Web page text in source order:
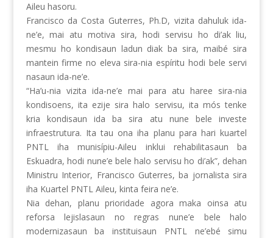
Aileu hasoru.
Francisco da Costa Guterres, Ph.D, vizita dahuluk ida-
ne’e, mai atu motiva sira, hodi servisu ho di’ak liu,
mesmu ho kondisaun ladun diak ba sira, maibé sira
mantein firme no eleva sira-nia espíritu hodi bele servi
nasaun ida-ne’e.
“Ha’u-nia vizita ida-ne’e mai para atu haree sira-nia
kondisoens, ita ezije sira halo servisu, ita mós tenke
kria kondisaun ida ba sira atu nune bele investe
infraestrutura. Ita tau ona iha planu para hari kuartel
PNTL iha munisípiu-Aileu inklui rehabilitasaun ba
Eskuadra, hodi nune’e bele halo servisu ho di’ak”, dehan
Ministru Interior, Francisco Guterres, ba jornalista sira
iha Kuartel PNTL Aileu, kinta feira ne’e.
Nia dehan, planu prioridade agora maka oinsa atu
reforsa lejislasaun no regras nune’e bele halo
modernizasaun ba instituisaun PNTL ne’ebé simu